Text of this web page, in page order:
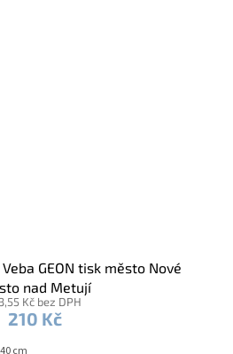
GEON tisk město Nové
nad Metují
Kč bez DPH
210 Kč
cm